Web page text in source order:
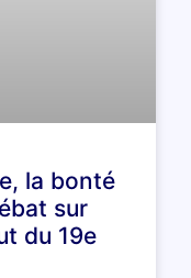
la bonté
sur
du 19e